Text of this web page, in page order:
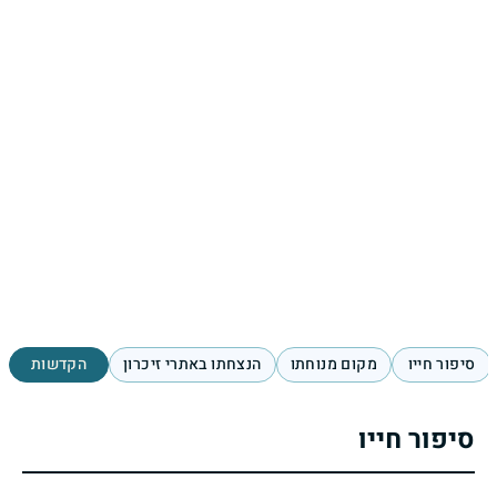
סיפור חייו מקום מנוחתו הנצחתו באתרי זיכרון הקדשות
סיפור חייו